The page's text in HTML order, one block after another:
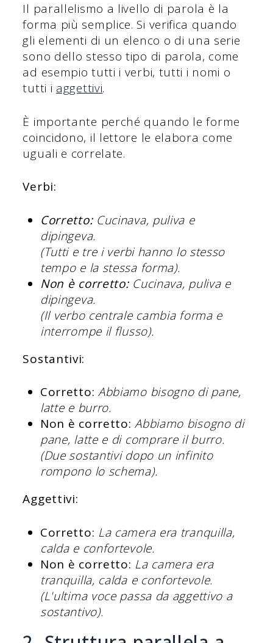
Il parallelismo a livello di parola è la
forma più semplice. Si verifica quando
gli elementi di un elenco o di una serie
sono dello stesso tipo di parola, come
ad esempio tutti i verbi, tutti i nomi o
tutti i aggettivi.
È importante perché quando le forme
coincidono, il lettore le elabora come
uguali e correlate.
Verbi:
Corretto:Cucinava, puliva e
dipingeva.
(Tutti e tre i verbi hanno lo stesso
tempo e la stessa forma).
Non è corretto:Cucinava, puliva e
dipingeva.
(Il verbo centrale cambia forma e
interrompe il flusso).
Sostantivi:
Corretto: Abbiamo bisogno di pane,
latte e burro.
Non è corretto: Abbiamo bisogno di
pane, latte e di comprare il burro.
(Due sostantivi dopo un infinito
rompono lo schema).
Aggettivi:
Corretto: La camera era tranquilla,
calda e confortevole.
Non è corretto: La camera era
tranquilla, calda e confortevole.
(L'ultima voce passa da aggettivo a
sostantivo).